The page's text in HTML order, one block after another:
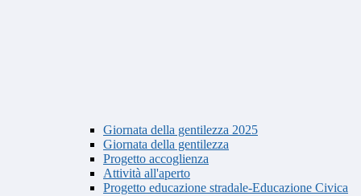
Giornata della gentilezza 2025
Giornata della gentilezza
Progetto accoglienza
Attività all'aperto
Progetto educazione stradale-Educazione Civica